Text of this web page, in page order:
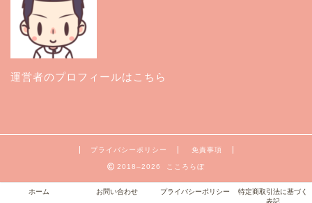
運営者のプロフィールはこちら
プライバシーポリシー 免責事項
2018–2026 こころらぼ
ホーム お問い合わせ プライバシーポリシー
特定商取引法に基づく
表記